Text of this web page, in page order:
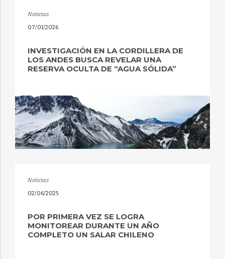
Noticias
07/01/2026
INVESTIGACIÓN EN LA CORDILLERA DE
LOS ANDES BUSCA REVELAR UNA
RESERVA OCULTA DE “AGUA SÓLIDA”
Noticias
02/06/2025
POR PRIMERA VEZ SE LOGRA
MONITOREAR DURANTE UN AÑO
COMPLETO UN SALAR CHILENO